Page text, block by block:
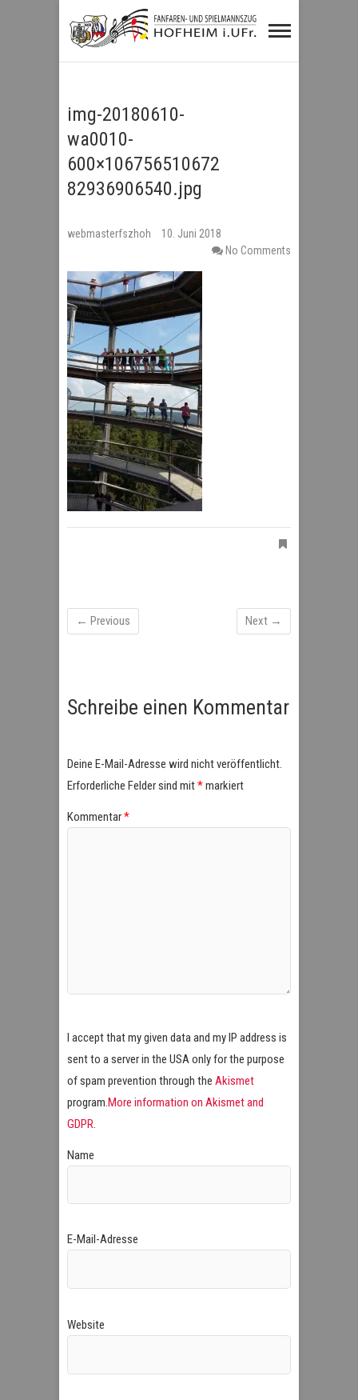
Fanfaren- und
Spielmannszug
img-20180610-
wa0010-
600×106756510672
82936906540.jpg
webmasterfszhoh
10. Juni 2018
No Comments
← Previous Next →
Schreibe einen Kommentar
Deine E-Mail-Adresse wird nicht veröffentlicht.
Erforderliche Felder sind mit*markiert
Kommentar*
I accept that my given data and my IP address is
sent to a server in the USA only for the purpose
of spam prevention through the Akismet
program.More information on Akismet and
GDPR.
Name
E-Mail-Adresse
Website